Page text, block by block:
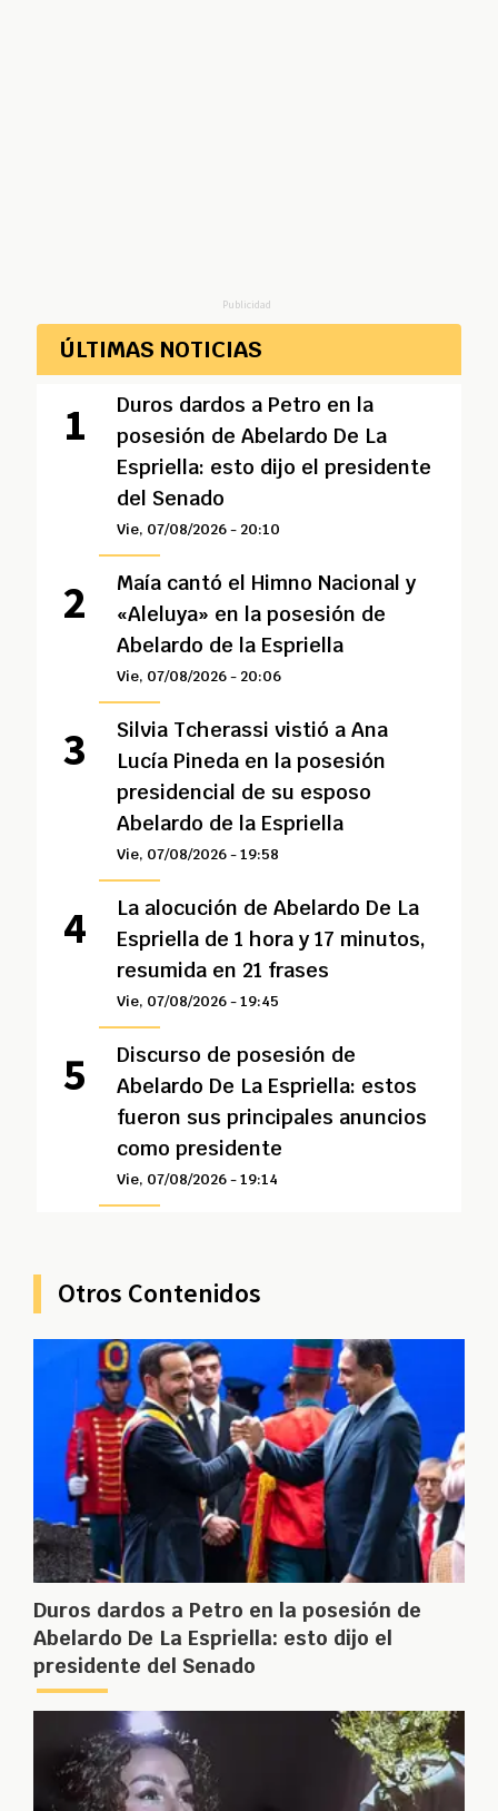
Publicidad
ÚLTIMAS NOTICIAS
Duros dardos a Petro en la
posesión de Abelardo De La
Espriella: esto dijo el presidente
del Senado
Vie, 07/08/2026 - 20:10
Maía cantó el Himno Nacional y
«Aleluya» en la posesión de
Abelardo de la Espriella
Vie, 07/08/2026 - 20:06
Silvia Tcherassi vistió a Ana
Lucía Pineda en la posesión
presidencial de su esposo
Abelardo de la Espriella
Vie, 07/08/2026 - 19:58
La alocución de Abelardo De La
Espriella de 1 hora y 17 minutos,
resumida en 21 frases
Vie, 07/08/2026 - 19:45
Discurso de posesión de
Abelardo De La Espriella: estos
fueron sus principales anuncios
como presidente
Vie, 07/08/2026 - 19:14
Otros Contenidos
Duros dardos a Petro en la posesión de
Abelardo De La Espriella: esto dijo el
presidente del Senado